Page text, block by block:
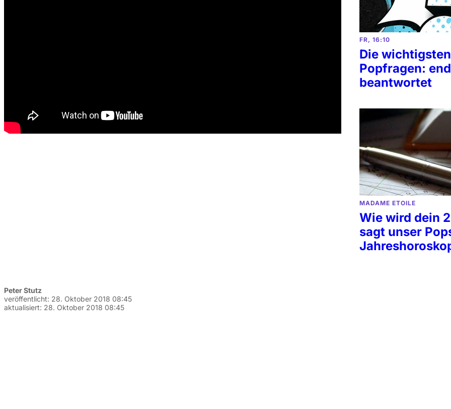
FR, 16:10
Die wichtigsten
Popfragen:
beantwortet
MADAME ETOILE
Wie wird dein
sagt unser
Peter Stutz
veröffentlicht: 28. Oktober 2018 08:45
aktualisiert: 28. Oktober 2018 08:45